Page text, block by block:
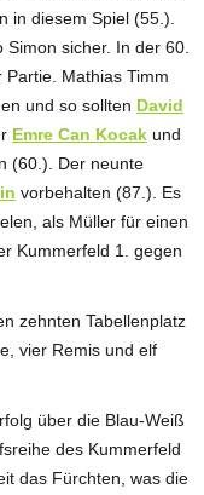
in diesem Spiel (55.).
sicher. In der 60.
Mathias Timm
und so sollten David
Emre Can Kocak und
(60.). Der neunte
vorbehalten (87.). Es
als Müller für einen
Kummerfeld 1. gegen
zehnten Tabellenplatz
vier Remis und elf
über die Blau-Weiß
des Kummerfeld
das Fürchten, was die